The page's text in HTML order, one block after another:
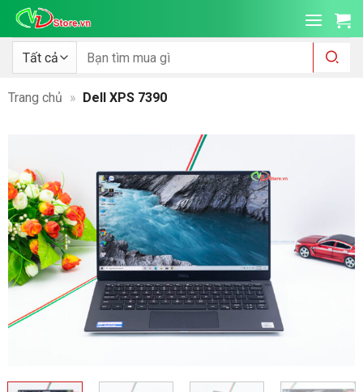
qua
dung
Tìm
kiếm:
Trang chủ » Dell XPS 7390